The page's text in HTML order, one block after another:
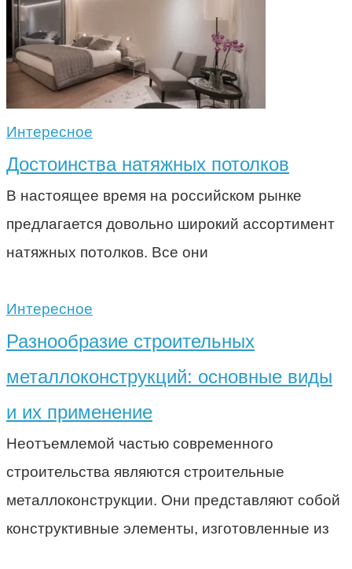
Интересное
Достоинства натяжных потолков
В настоящее время на российском рынке
предлагается довольно широкий ассортимент
натяжных потолков. Все они
Интересное
Разнообразие строительных
металлоконструкций: основные виды
и их применение
Неотъемлемой частью современного
строительства являются строительные
металлоконструкции. Они представляют собой
конструктивные элементы, изготовленные из